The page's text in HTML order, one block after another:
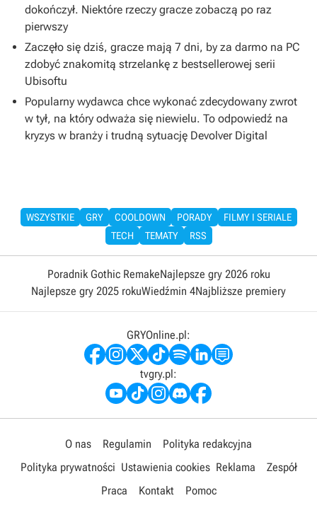
dokończył. Niektóre rzeczy gracze zobaczą po raz
pierwszy
Zaczęło się dziś, gracze mają 7 dni, by za darmo na PC
zdobyć znakomitą strzelankę z bestsellerowej serii
Ubisoftu
Popularny wydawca chce wykonać zdecydowany zwrot
w tył, na który odważa się niewielu. To odpowiedź na
kryzys w branży i trudną sytuację Devolver Digital
WSZYSTKIE GRY COOLDOWN PORADY
FILMY I SERIALE
TECH
TEMATY RSS
Poradnik Gothic RemakeNajlepsze gry 2026 roku
Najlepsze gry 2025 rokuWiedźmin 4Najbliższe premiery
GRYOnline.pl:
tvgry.pl:
O nas Regulamin
Polityka redakcyjna
Polityka prywatności Ustawienia cookies Reklama
Zespół
Praca
Kontakt Pomoc